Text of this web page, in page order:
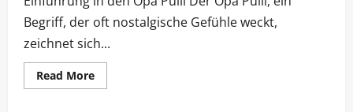
Begriff, der oft nostalgische Gefühle weckt,
zeichnet sich...
Read MoreRead
more